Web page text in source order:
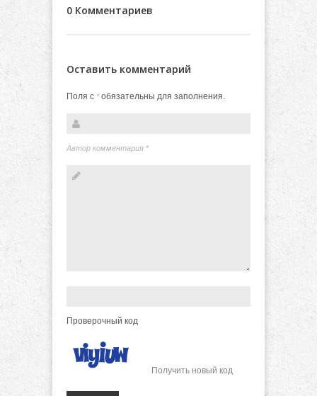
0 Комментариев
Оставить комментарий
Поля с *обязательны для заполнения.
Автор комментария *
Проверочный код
Получить новый код